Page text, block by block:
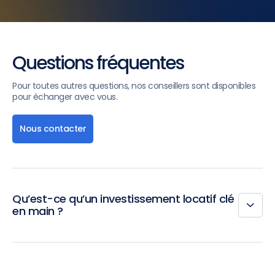
Questions fréquentes
Pour toutes autres questions, nos conseillers sont disponibles
pour échanger avec vous.
Nous contacter
Qu’est-ce qu’un investissement locatif clé
en main ?